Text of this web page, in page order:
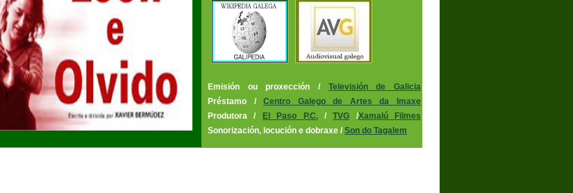
Emisión ou proxección / Televisión de Galicia
Préstamo /Centro Galego de Artes da Imaxe
Produtora / El Paso P.C./TVG /Xamalú Filmes
Sonorización, locución e dobraxe /Son do Tagalem